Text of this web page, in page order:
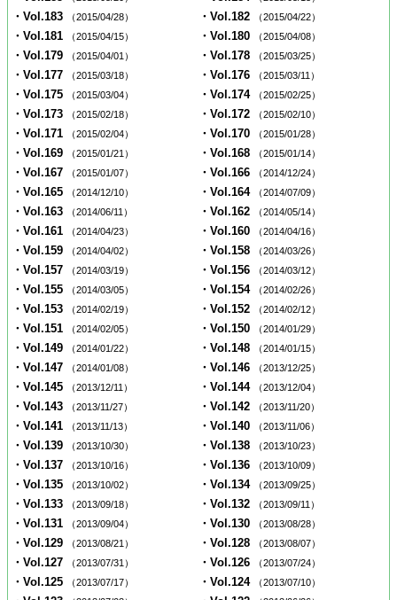
・Vol.183 （2015/04/28） ・Vol.182 （2015/04/22）
・Vol.181 （2015/04/15） ・Vol.180 （2015/04/08）
・Vol.179 （2015/04/01） ・Vol.178 （2015/03/25）
・Vol.177 （2015/03/18） ・Vol.176 （2015/03/11）
・Vol.175 （2015/03/04） ・Vol.174 （2015/02/25）
・Vol.173 （2015/02/18） ・Vol.172 （2015/02/10）
・Vol.171 （2015/02/04） ・Vol.170 （2015/01/28）
・Vol.169 （2015/01/21） ・Vol.168 （2015/01/14）
・Vol.167 （2015/01/07） ・Vol.166 （2014/12/24）
・Vol.165 （2014/12/10） ・Vol.164 （2014/07/09）
・Vol.163 （2014/06/11） ・Vol.162 （2014/05/14）
・Vol.161 （2014/04/23） ・Vol.160 （2014/04/16）
・Vol.159 （2014/04/02） ・Vol.158 （2014/03/26）
・Vol.157 （2014/03/19） ・Vol.156 （2014/03/12）
・Vol.155 （2014/03/05） ・Vol.154 （2014/02/26）
・Vol.153 （2014/02/19） ・Vol.152 （2014/02/12）
・Vol.151 （2014/02/05） ・Vol.150 （2014/01/29）
・Vol.149 （2014/01/22） ・Vol.148 （2014/01/15）
・Vol.147 （2014/01/08） ・Vol.146 （2013/12/25）
・Vol.145 （2013/12/11） ・Vol.144 （2013/12/04）
・Vol.143 （2013/11/27） ・Vol.142 （2013/11/20）
・Vol.141 （2013/11/13） ・Vol.140 （2013/11/06）
・Vol.139 （2013/10/30） ・Vol.138 （2013/10/23）
・Vol.137 （2013/10/16） ・Vol.136 （2013/10/09）
・Vol.135 （2013/10/02） ・Vol.134 （2013/09/25）
・Vol.133 （2013/09/18） ・Vol.132 （2013/09/11）
・Vol.131 （2013/09/04） ・Vol.130 （2013/08/28）
・Vol.129 （2013/08/21） ・Vol.128 （2013/08/07）
・Vol.127 （2013/07/31） ・Vol.126 （2013/07/24）
・Vol.125 （2013/07/17） ・Vol.124 （2013/07/10）